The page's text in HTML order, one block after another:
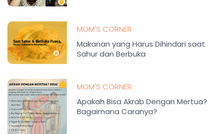
MOM'S CORNER
Makanan yang Harus Dihindari saat
Sahur dan Berbuka
MOM'S CORNER
Apakah Bisa Akrab Dengan Mertua?
Bagaimana Caranya?